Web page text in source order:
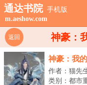
通达书院 手机版
m.aeshow.com
神豪：
返回
神豪：我
作者：猫先
类别：都市